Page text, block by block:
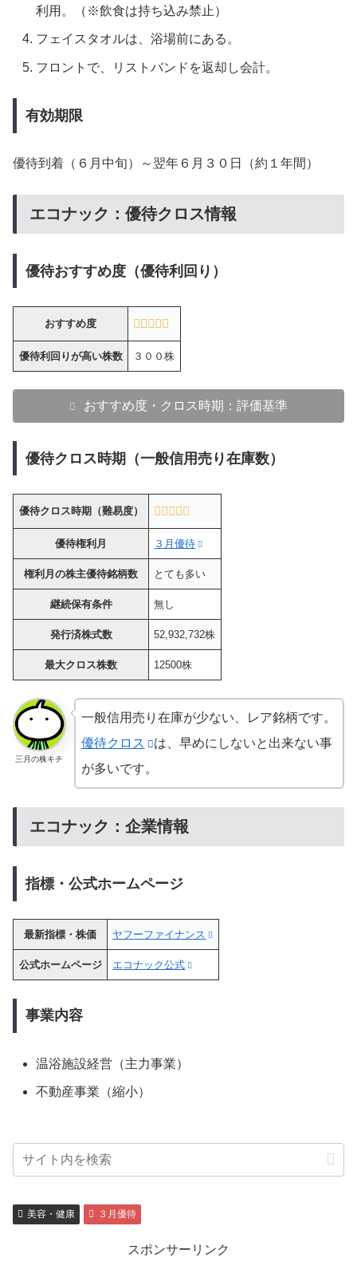
利用。（※飲食は持ち込み禁止）
フェイスタオルは、浴場前にある。
フロントで、リストバンドを返却し会計。
有効期限
優待到着（６月中旬）～翌年６月３０日（約１年間）
エコナック：優待クロス情報
優待おすすめ度（優待利回り）
おすすめ度
優待利回りが高い株数 ３００株
おすすめ度・クロス時期：評価基準
優待クロス時期（一般信用売り在庫数）
優待クロス時期（難易度）
優待権利月 ３月優待
権利月の株主優待銘柄数 とても多い
継続保有条件 無し
発行済株式数 52,932,732株
最大クロス株数 12500株
三月の株キチ
一般信用売り在庫が少ない、レア銘柄です。
優待クロス
は、早めにしないと出来ない事
が多いです。
エコナック：企業情報
指標・公式ホームページ
最新指標・株価 ヤフーファイナンス
公式ホームページ エコナック公式
事業内容
温浴施設経営（主力事業）
不動産事業（縮小）
美容・健康 ３月優待
スポンサーリンク